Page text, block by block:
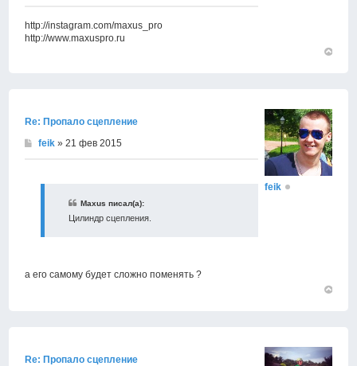
http://instagram.com/maxus_pro
http://www.maxuspro.ru
Re: Пропало сцепление
feik » 21 фев 2015
Maxus писал(а):
Цилиндр сцепления.
а его самому будет сложно поменять ?
feik
Re: Пропало сцепление